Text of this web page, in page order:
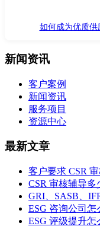
如何成为优质供
新闻资讯
客户案例
新闻资讯
服务项目
资源中心
最新文章
客户要求 CSR
CSR 审核辅导
GRI、SASB、
ESG 咨询公司怎
ESG 评级提升